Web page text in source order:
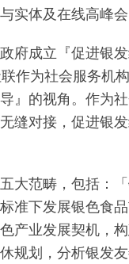
实体及在线高峰会
府成立『促进银
作为社会服务机
』的视角。作为
缝对接，促进银
大范畴，包括：
准下发展银色食
产业发展契机，
规划，分析银发